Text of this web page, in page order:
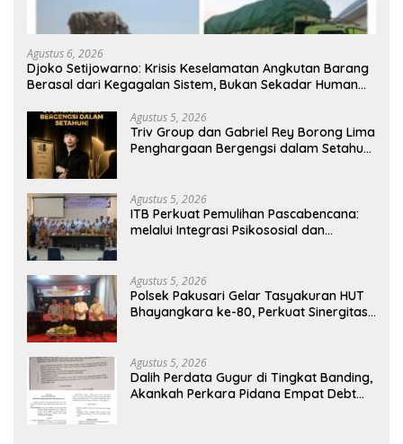
Agustus 6, 2026
Djoko Setijowarno: Krisis Keselamatan Angkutan Barang
Berasal dari Kegagalan Sistem, Bukan Sekadar Human
Agustus 5, 2026
Triv Group dan Gabriel Rey Borong Lima
Penghargaan Bergengsi dalam Setahun,
Agustus 5, 2026
ITB Perkuat Pemulihan Pascabencana:
melalui Integrasi Psikososial dan
Agustus 5, 2026
Polsek Pakusari Gelar Tasyakuran HUT
Bhayangkara ke-80, Perkuat Sinergitas
Agustus 5, 2026
Dalih Perdata Gugur di Tingkat Banding,
Akankah Perkara Pidana Empat Debt